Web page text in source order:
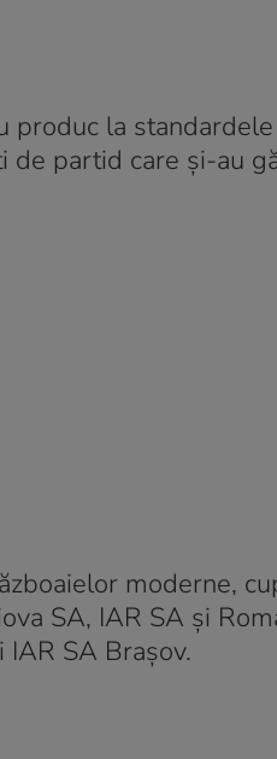
produc la standardele
de partid care și-au
moderne,
SA, IAR SA și
IAR SA Brașov.